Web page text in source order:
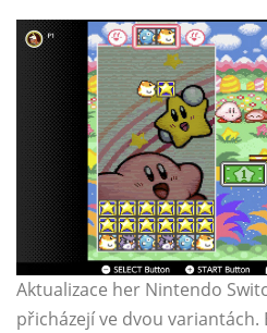
Aktualizace her Nintendo
přicházejí ve dvou variantách.